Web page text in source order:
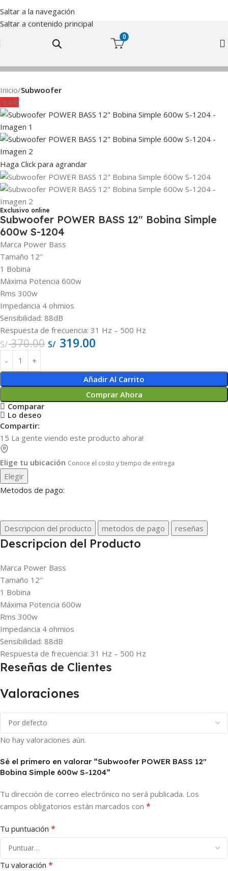
Saltar a la navegación
Saltar a contenido principal
0
Inicio Subwoofer
-14%
Haga Click para agrandar
Exclusivo online
Subwoofer POWER BASS 12″ Bobina Simple
600w S-1204
Marca Power Bass
Tamaño 12″
1 Bobina
Máxima Potencia 600w
Rms 300w
Impedancia 4 ohmios
Sensibilidad: 88dB
Respuesta de frecuencia: 31 Hz – 500 Hz
S/370.00 S/ 319.00
Añadir Al Carrito
Comprar Ahora
Comparar
Lo deseo
Compartir:
15 La gente viendo este producto ahora!
Elige tu ubicación Conoce el costo y tiempo de entrega
Elegir
Metodos de pago:
Descripcion del producto metodos de pago reseñas
Descripcion del Producto
Marca Power Bass
Tamaño 12″
1 Bobina
Máxima Potencia 600w
Rms 300w
Impedancia 4 ohmios
Sensibilidad: 88dB
Respuesta de frecuencia: 31 Hz – 500 Hz
Reseñas de Clientes
Valoraciones
No hay valoraciones aún.
Sé el primero en valorar “Subwoofer POWER BASS 12″
Bobina Simple 600w S-1204”
Tu dirección de correo electrónico no será publicada. Los
campos obligatorios están marcados con *
Tu puntuación *
Tu valoración *